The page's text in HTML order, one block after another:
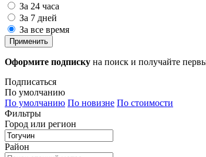
За 24 часа
За 7 дней
За все время
Применить
Оформите подписку на поиск и получайте
Подписаться
По умолчанию
По умолчанию По новизне По стоимости
Фильтры
Город или регион
Район